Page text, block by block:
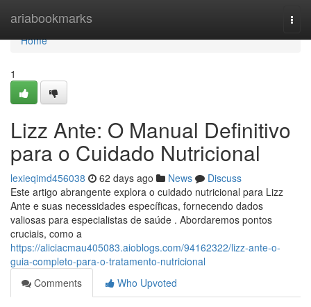
ariabookmarks
Home
Home
1
Lizz Ante: O Manual Definitivo
para o Cuidado Nutricional
lexieqimd456038 62 days ago News
Discuss
Este artigo abrangente explora o cuidado nutricional para Lizz
Ante e suas necessidades específicas, fornecendo dados
valiosas para especialistas de saúde . Abordaremos pontos
cruciais, como a
https://aliciacmau405083.aioblogs.com/94162322/lizz-ante-o-
guia-completo-para-o-tratamento-nutricional
Comments
Who Upvoted